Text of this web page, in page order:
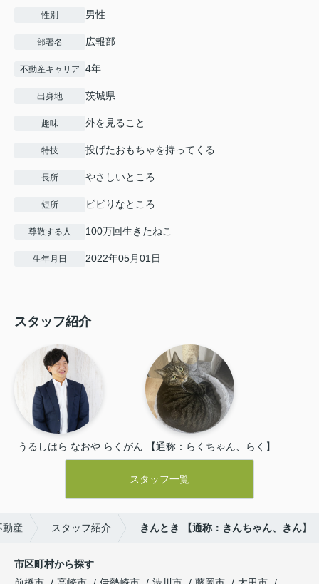
性別 男性
部署名 広報部
不動産キャリア 4年
出身地 茨城県
趣味 外を見ること
特技 投げたおもちゃを持ってくる
長所 やさしいところ
短所 ビビりなところ
尊敬する人 100万回生きたねこ
生年月日 2022年05月01日
スタッフ紹介
うるしはら なおや らくがん 【通称：らくちゃん、らく】
スタッフ一覧
動産 スタッフ紹介 きんとき 【通称：きんちゃん、きん】
市区町村から探す